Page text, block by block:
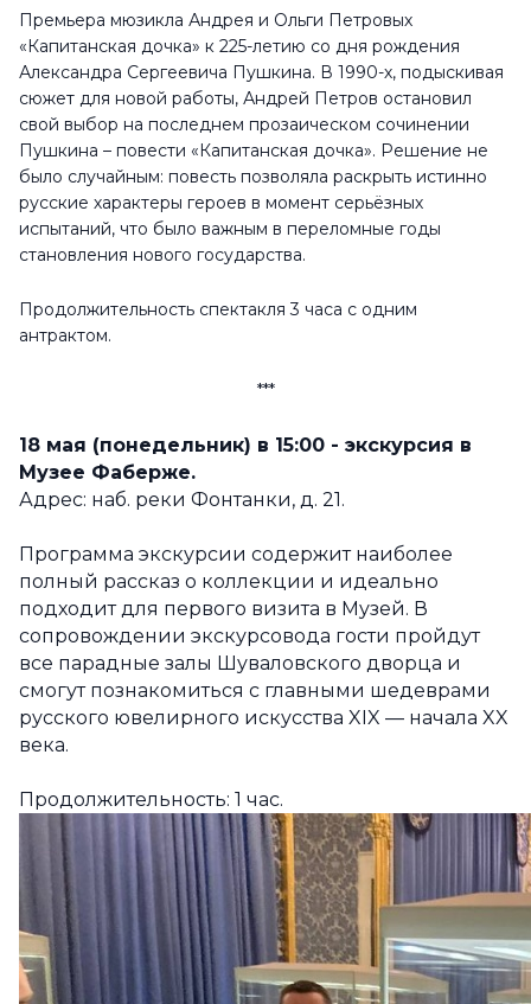
Премьера мюзикла Андрея и Ольги Петровых
«Капитанская дочка» к 225-летию со дня рождения
Александра Сергеевича Пушкина. В 1990-х, подыскивая
сюжет для новой работы, Андрей Петров остановил
свой выбор на последнем прозаическом сочинении
Пушкина – повести «Капитанская дочка». Решение не
было случайным: повесть позволяла раскрыть истинно
русские характеры героев в момент серьёзных
испытаний, что было важным в переломные годы
становления нового государства.
Продолжительность спектакля 3 часа с одним
антрактом.
***
18 мая (понедельник) в 15:00 - экскурсия в
Музее Фаберже.
Адрес: наб. реки Фонтанки, д. 21.
Программа экскурсии содержит наиболее
полный рассказ о коллекции и идеально
подходит для первого визита в Музей. В
сопровождении экскурсовода гости пройдут
все парадные залы Шуваловского дворца и
смогут познакомиться с главными шедеврами
русского ювелирного искусства XIX — начала XX
века.
Продолжительность: 1 час.